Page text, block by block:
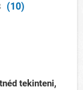
(10)
tekinteni,